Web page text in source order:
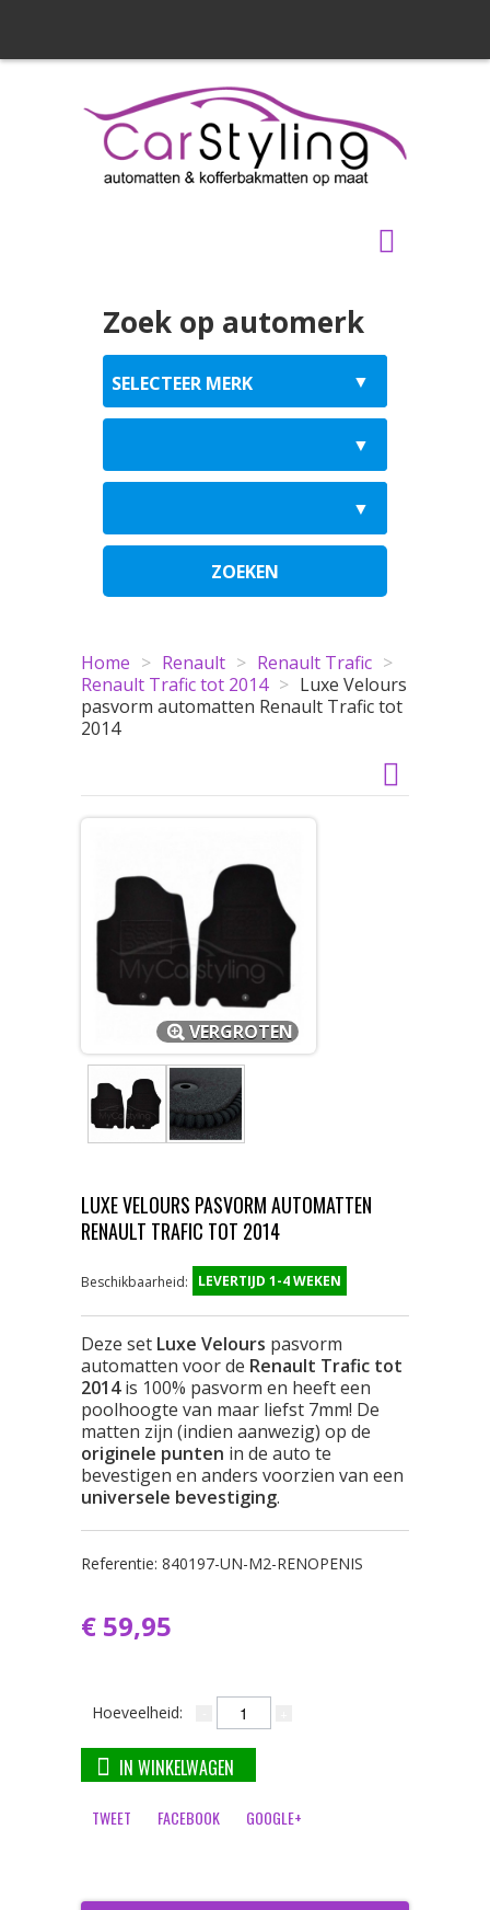
Zoek op automerk
ZOEKEN
Home > Renault > Renault Trafic >
Renault Trafic tot 2014 > Luxe Velours
pasvorm automatten Renault Trafic tot
2014
VERGROTEN
LUXE VELOURS PASVORM AUTOMATTEN
RENAULT TRAFIC TOT 2014
Beschikbaarheid: LEVERTIJD 1-4 WEKEN
Deze set Luxe Velours pasvorm
automatten voor de Renault Trafic tot
2014is 100% pasvorm en heeft een
poolhoogte van maar liefst 7mm! De
matten zijn (indien aanwezig) op de
originele punten in de auto te
bevestigen en anders voorzien van een
universele bevestiging.
Referentie: 840197-UN-M2-RENOPENIS
€ 59,95
Hoeveelheid:
IN WINKELWAGEN
TWEET FACEBOOK GOOGLE+